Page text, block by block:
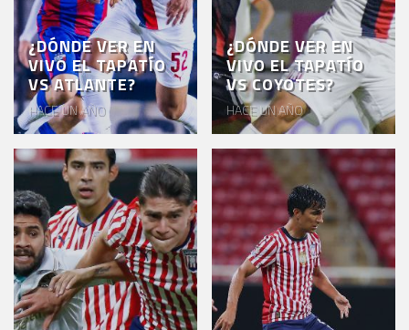
¿DÓNDE VER EN
VIVO EL TAPATÍO
VS ATLANTE?
HACE UN AÑO
¿DÓNDE VER EN
VIVO EL TAPATÍO
VS COYOTES?
HACE UN AÑO